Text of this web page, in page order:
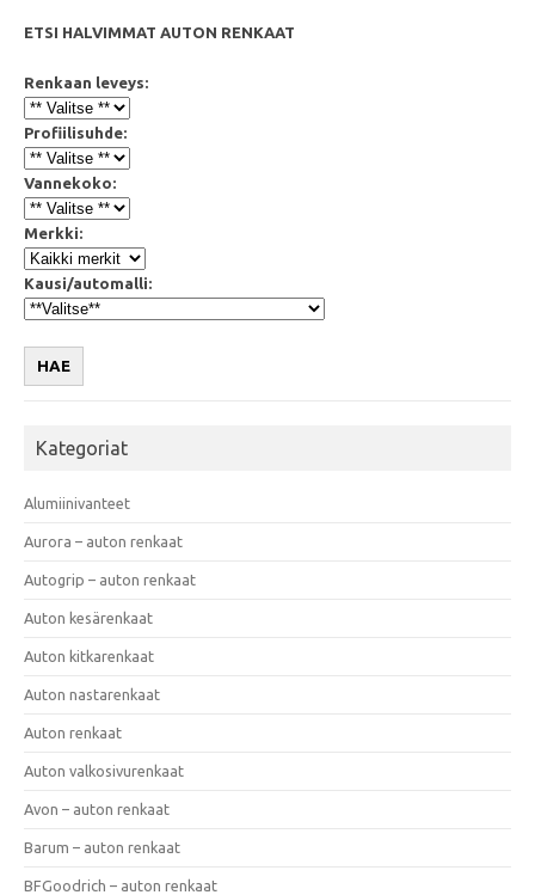
ETSI HALVIMMAT AUTON RENKAAT
Renkaan leveys:
Profiilisuhde:
Vannekoko:
Merkki:
Kausi/automalli:
HAE
Kategoriat
Alumiinivanteet
Aurora – auton renkaat
Autogrip – auton renkaat
Auton kesärenkaat
Auton kitkarenkaat
Auton nastarenkaat
Auton renkaat
Auton valkosivurenkaat
Avon – auton renkaat
Barum – auton renkaat
BFGoodrich – auton renkaat